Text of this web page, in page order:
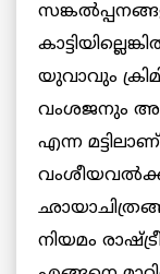
യുവാവും
വംശജനും
എന്ന
നിയമം